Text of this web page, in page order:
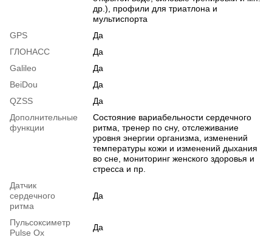
др.), профили для триатлона и
мультиспорта
GPS
Да
ГЛОНАСС
Да
Galileo
Да
BeiDou
Да
QZSS
Да
Дополнительные
функции
Состояние вариабельности сердечного
ритма, тренер по сну, отслеживание
уровня энергии организма, изменений
температуры кожи и изменений дыхания
во сне, мониторинг женского здоровья и
стресса и пр.
Датчик
сердечного
ритма
Да
Пульсоксиметр
Pulse Ox
Да